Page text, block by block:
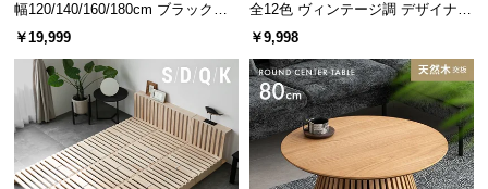
幅120/140/160/180cm ブラックフ
レーム ダイニング 大理石調 4人掛
￥19,999
全12色 ヴィンテージ調 デザイナー
ズシェルチェア
￥9,998